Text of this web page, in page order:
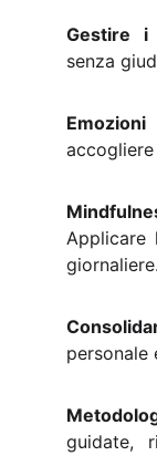
Gestire i
senza
Applicare
giornaliere.
personale
guidate,